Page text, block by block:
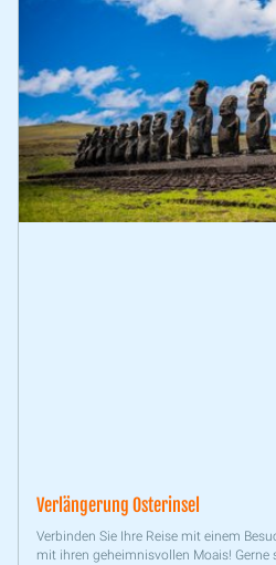
Verlängerung Osterinsel
Verbinden Sie Ihre Reise mit einem
mit ihren geheimnisvollen Moais!